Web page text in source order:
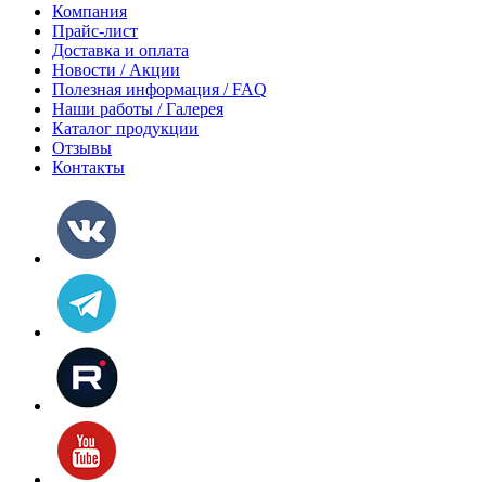
Компания
Прайс-лист
Доставка и оплата
Новости / Акции
Полезная информация / FAQ
Наши работы / Галерея
Каталог продукции
Отзывы
Контакты